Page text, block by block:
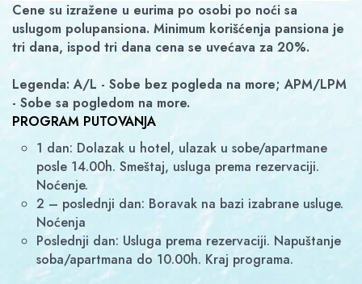
Cene su izražene u eurima po osobi po noći sa
uslugom polupansiona. Minimum korišćenja pansiona je
tri dana, ispod tri dana cena se uvećava za 20%.
Legenda: A/L - Sobe bez pogleda na more; APM/LPM
- Sobe sa pogledom na more.
PROGRAM PUTOVANJA
1 dan: Dolazak u hotel, ulazak u sobe/apartmane
posle 14.00h. Smeštaj, usluga prema rezervaciji.
Noćenje.
2 – poslednji dan: Boravak na bazi izabrane usluge.
Noćenja
Poslednji dan: Usluga prema rezervaciji. Napuštanje
soba/apartmana do 10.00h. Kraj programa.